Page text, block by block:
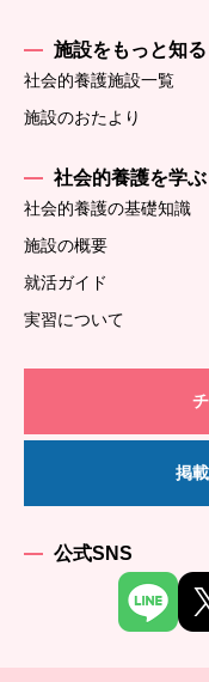
施設をもっと知る
社会的養護施設一覧
施設のおたより
社会的養護を学ぶ
社会的養護の基礎知識
施設の概要
就活ガイド
実習について
掲
公式SNS